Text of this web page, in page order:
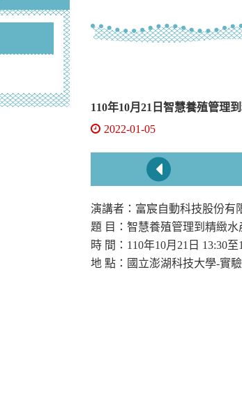
110年10月21日智慧養殖管理
2022-01-05
演講者：富宸自動科技股份有
題 目：智慧養殖管理到精緻
時 間：110年10月21日 13:30至
地 點：國立澎湖科技大學-實